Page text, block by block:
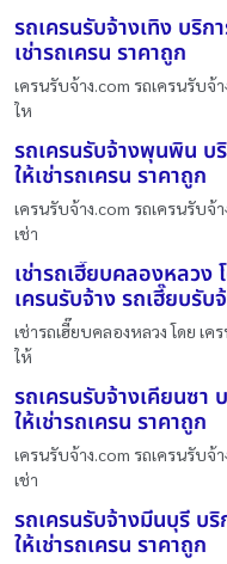
รถเครนรับจ้างเทิง บริก
เช่ารถเครน ราคาถูก
เครนรับจ้าง.com รถเครนรับจ้
ให
รถเครนรับจ้างพุนพิน บริ
ให้เช่ารถเครน ราคาถูก
เครนรับจ้าง.com รถเครนรับจ้
เช่า
เช่ารถเฮี๊ยบคลองหลวง
เครนรับจ้าง รถเฮี๊ยบรับ
เช่ารถเฮี๊ยบคลองหลวง โดย เค
ให้
รถเครนรับจ้างเคียนซา
ให้เช่ารถเครน ราคาถูก
เครนรับจ้าง.com รถเครนรับจ้
เช่า
รถเครนรับจ้างมีนบุรี บริ
ให้เช่ารถเครน ราคาถูก